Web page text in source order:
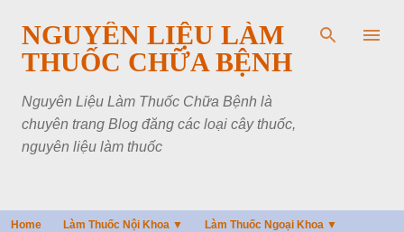
Chuyển đến nội dung chính
NGUYÊN LIỆU LÀM
THUỐC CHỮA BỆNH
Nguyên Liệu Làm Thuốc Chữa Bệnh là
chuyên trang Blog đăng các loại cây thuốc,
nguyên liệu làm thuốc
Home Làm Thuốc Nội Khoa ▼ Làm Thuốc Ngoại Khoa ▼